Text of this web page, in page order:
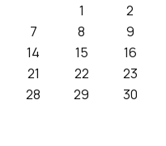
1
2
7 8
9
14 15
16
21 22
23
28 29
30